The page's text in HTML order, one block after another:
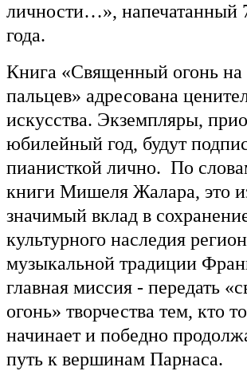
личности…», напечатанный
года.
Книга «Священный огонь на
пальцев» адресована
искусства. Экземпляры,
юбилейный год, будут
пианисткой лично. По
книги Мишеля Жалара, это
значимый вклад в
культурного наследия
музыкальной традиции
главная миссия - передать
огонь» творчества тем, кто
начинает и победно
путь к вершинам Парнаса.